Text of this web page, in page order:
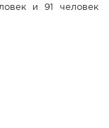
и 91 человек